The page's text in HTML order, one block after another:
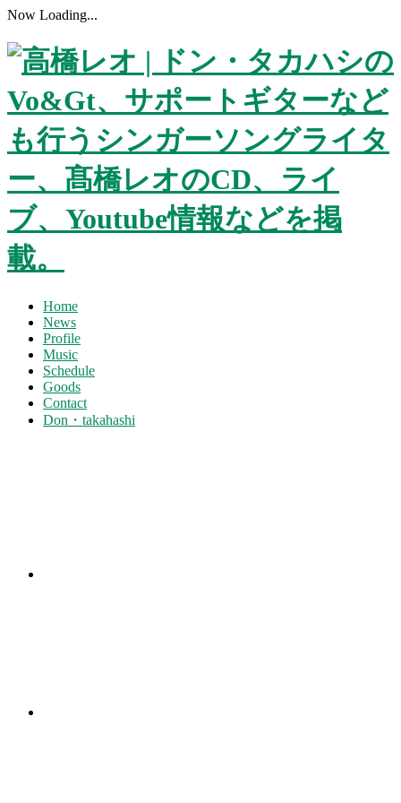
Now Loading...
Home
News
Profile
Music
Schedule
Goods
Contact
Don・takahashi